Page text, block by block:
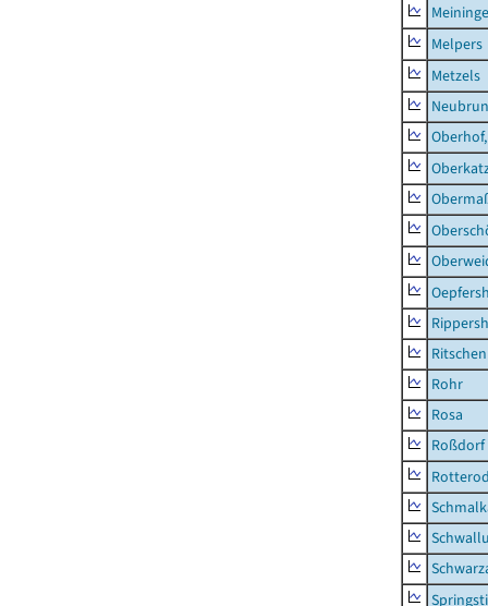
Melpers
Metzels
Rohr
Rosa
Roßdorf